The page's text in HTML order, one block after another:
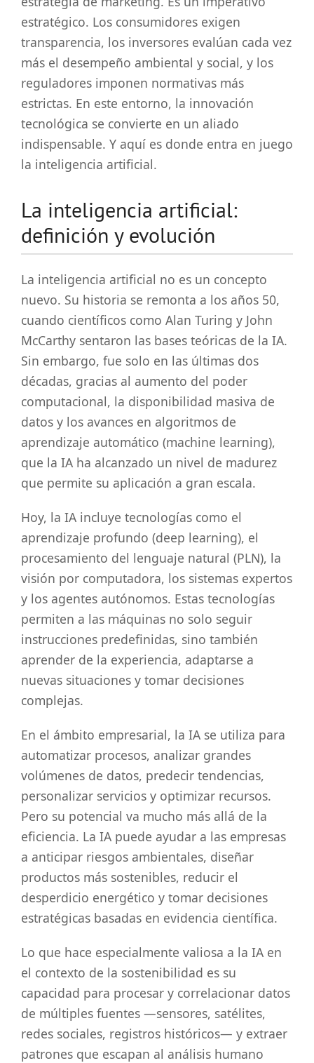
estratégico. Los consumidores exigen
transparencia, los inversores evalúan cada vez
más el desempeño ambiental y social, y los
reguladores imponen normativas más
estrictas. En este entorno, la innovación
tecnológica se convierte en un aliado
indispensable. Y aquí es donde entra en juego
la inteligencia artificial.
La inteligencia artificial:
definición y evolución
La inteligencia artificial no es un concepto
nuevo. Su historia se remonta a los años 50,
cuando científicos como Alan Turing y John
McCarthy sentaron las bases teóricas de la IA.
Sin embargo, fue solo en las últimas dos
décadas, gracias al aumento del poder
computacional, la disponibilidad masiva de
datos y los avances en algoritmos de
aprendizaje automático (machine learning),
que la IA ha alcanzado un nivel de madurez
que permite su aplicación a gran escala.
Hoy, la IA incluye tecnologías como el
aprendizaje profundo (deep learning), el
procesamiento del lenguaje natural (PLN), la
visión por computadora, los sistemas expertos
y los agentes autónomos. Estas tecnologías
permiten a las máquinas no solo seguir
instrucciones predefinidas, sino también
aprender de la experiencia, adaptarse a
nuevas situaciones y tomar decisiones
complejas.
En el ámbito empresarial, la IA se utiliza para
automatizar procesos, analizar grandes
volúmenes de datos, predecir tendencias,
personalizar servicios y optimizar recursos.
Pero su potencial va mucho más allá de la
eficiencia. La IA puede ayudar a las empresas
a anticipar riesgos ambientales, diseñar
productos más sostenibles, reducir el
desperdicio energético y tomar decisiones
estratégicas basadas en evidencia científica.
Lo que hace especialmente valiosa a la IA en
el contexto de la sostenibilidad es su
capacidad para procesar y correlacionar datos
de múltiples fuentes —sensores, satélites,
redes sociales, registros históricos— y extraer
patrones que escapan al análisis humano